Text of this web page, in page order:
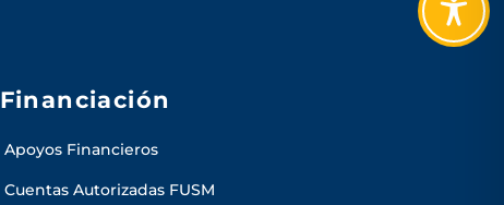
Financiación
Apoyos Financieros
Cuentas Autorizadas FUSM